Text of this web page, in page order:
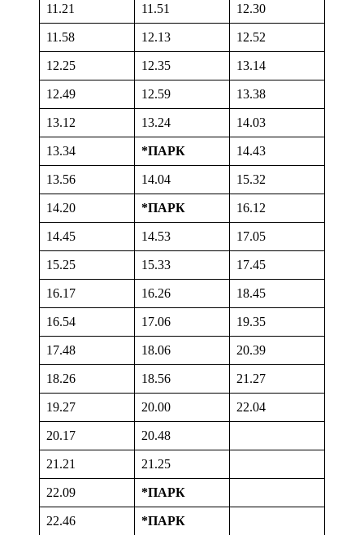
11.21 11.51 12.30
11.58 12.13 12.52
12.25 12.35 13.14
12.49 12.59 13.38
13.12 13.24 14.03
13.34 *ПАРК 14.43
13.56 14.04 15.32
14.20 *ПАРК 16.12
14.45 14.53 17.05
15.25 15.33 17.45
16.17 16.26 18.45
16.54 17.06 19.35
17.48 18.06 20.39
18.26 18.56 21.27
19.27 20.00 22.04
20.17 20.48
21.21 21.25
22.09 *ПАРК
22.46 *ПАРК